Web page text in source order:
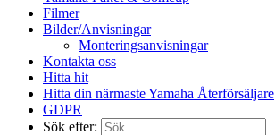
Filmer
Bilder/Anvisningar
Monteringsanvisningar
Kontakta oss
Hitta hit
Hitta din närmaste Yamaha Återförsäljare
GDPR
Sök efter: